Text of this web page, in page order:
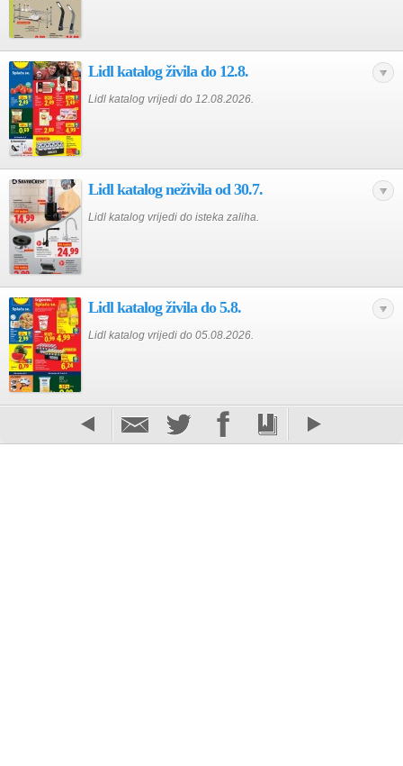
Lidl katalog živila do 12.8.
Lidl katalog vrijedi do 12.08.2026.
Lidl katalog neživila od 30.7.
Lidl katalog vrijedi do isteka zaliha.
Lidl katalog živila do 5.8.
Lidl katalog vrijedi do 05.08.2026.